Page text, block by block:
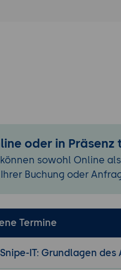
Erstellung
Zuweisung
Benutzer
von
Support-
oder in Präsenz
sowohl Online
Buchung oder
Termine
IT: Grundlagen